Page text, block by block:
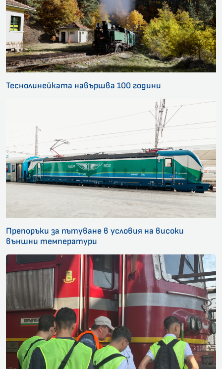
Теснолинейката навършва 100 години
Препоръки за пътуване в условия на високи
външни температури